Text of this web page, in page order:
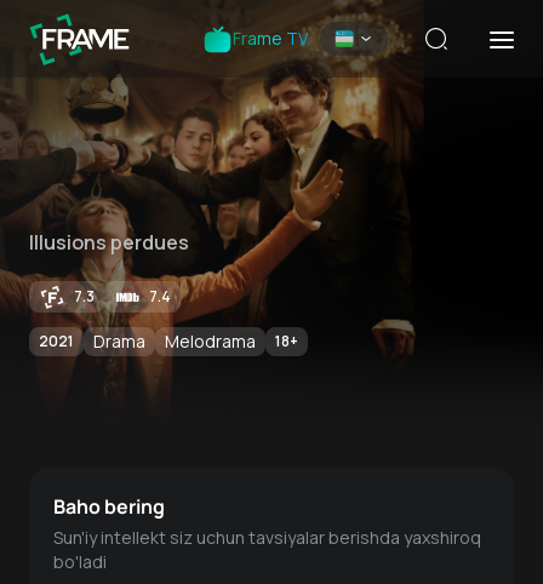
Frame TV
Illusions perdues
7.3 7.4
2021 Drama Melodrama 18+
Baho bering
Sun'iy intellekt siz uchun tavsiyalar berishda yaxshiroq
bo'ladi